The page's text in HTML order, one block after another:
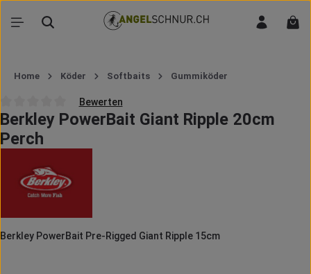
Zum Hauptinhalt springen
Home Köder Softbaits Gummiköder
Durchschnittliche Bewertung von 0 von 5 Sternen
Bewerten
Berkley PowerBait Giant Ripple 20cm
Perch
Berkley PowerBait Pre-Rigged Giant Ripple 15cm